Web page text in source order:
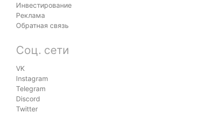
Инвестирование
Реклама
Обратная связь
Соц. сети
VK
Instagram
Telegram
Discord
Twitter